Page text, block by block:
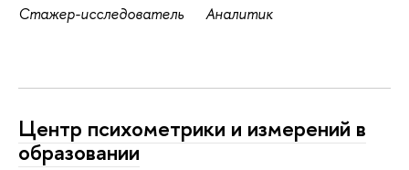
Стажер-исследователь Аналитик
Центр психометрики и измерений в
образовании